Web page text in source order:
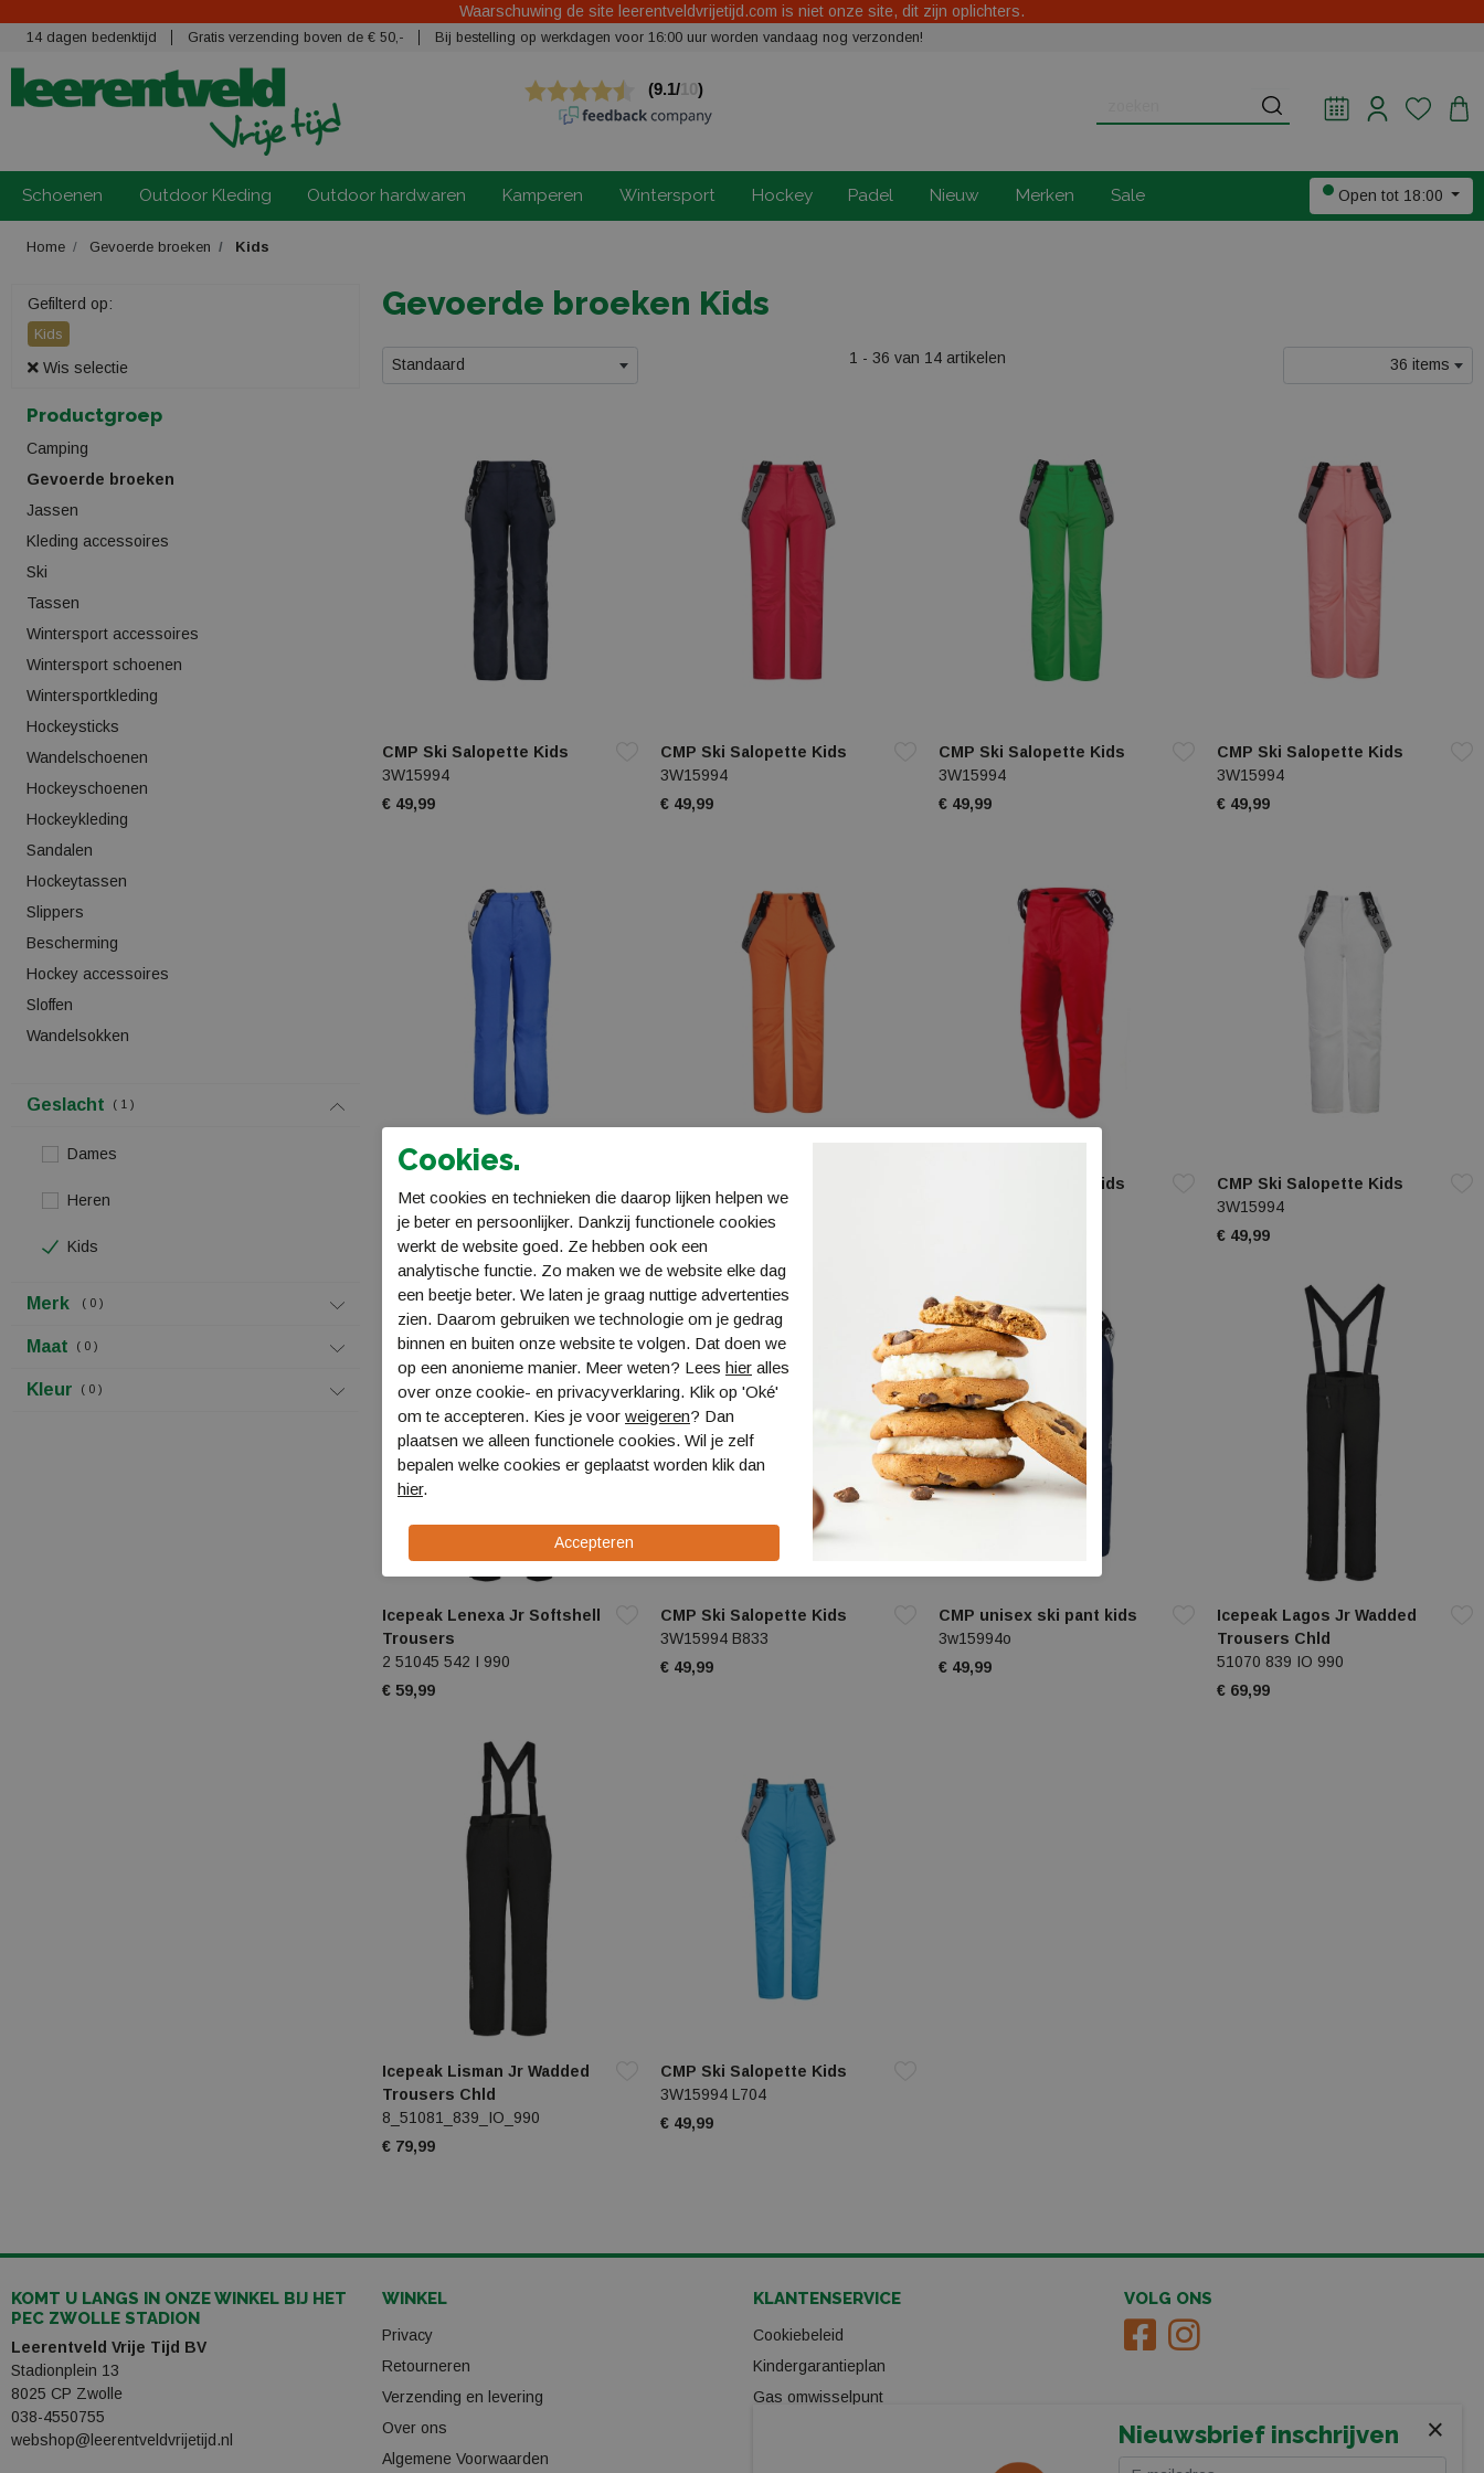
Waarschuwing de site leerentveldvrijetijd.com is niet onze site, dit zijn oplichters.
14 dagen bedenktijd Gratis verzending boven de € 50,- Bij bestelling op werkdagen voor 16:00 uur worden vandaag nog verzonden!
Schoenen Outdoor Kleding Outdoor hardwaren Kamperen Wintersport Hockey Padel Nieuw Merken Sale Open tot 18:00
Home Gevoerde broeken Kids
Gefilterd op:
Kids
Wis selectie
Productgroep
Camping
Gevoerde broeken
Jassen
Kleding accessoires
Ski
Tassen
Wintersport accessoires
Wintersport schoenen
Wintersportkleding
Hockeysticks
Wandelschoenen
Hockeyschoenen
Hockeykleding
Sandalen
Hockeytassen
Slippers
Bescherming
Hockey accessoires
Sloffen
Wandelsokken
Geslacht 1
Dames
Heren
Kids
Merk 0
Maat 0
Kleur 0
Gevoerde broeken Kids
Standaard 1 - 36 van 14 artikelen 36 items
CMP Ski Salopette Kids
3W15994
€ 49,99
CMP Ski Salopette Kids
3W15994
€ 49,99
CMP Ski Salopette Kids
3W15994
€ 49,99
CMP Ski Salopette Kids
3W15994
€ 49,99
3W15994
€ 49,99
3W15994
CMP Ski Salopette Kids
CMP Ski Salopette Kids
3W15994
€ 49,99
Icepeak Lenexa Jr Softshell
Trousers
2 51045 542 I 990
€ 59,99
CMP Ski Salopette Kids
3W15994 B833
€ 49,99
CMP unisex ski pant kids
3w15994o
€ 49,99
Icepeak Lagos Jr Wadded
Trousers Chld
51070 839 IO 990
€ 69,99
Icepeak Lisman Jr Wadded
Trousers Chld
8_51081_839_IO_990
€ 79,99
CMP Ski Salopette Kids
3W15994 L704
€ 49,99
KOMT U LANGS IN ONZE WINKEL BIJ HET
PEC ZWOLLE STADION
Leerentveld Vrije Tijd BV
Stadionplein 13
8025 CP Zwolle
038-4550755
webshop@leerentveldvrijetijd.nl
WINKEL
Privacy
Retourneren
Verzending en levering
Over ons
Algemene Voorwaarden
KLANTENSERVICE
Cookiebeleid
Kindergarantieplan
Gas omwisselpunt
VOLG ONS
×
Nieuwsbrief inschrijven
Cookies.
Met cookies en technieken die daarop lijken helpen we
je beter en persoonlijker. Dankzij functionele cookies
werkt de website goed. Ze hebben ook een
analytische functie. Zo maken we de website elke dag
een beetje beter. We laten je graag nuttige advertenties
zien. Daarom gebruiken we technologie om je gedrag
binnen en buiten onze website te volgen. Dat doen we
op een anonieme manier. Meer weten? Lees hier alles
over onze cookie- en privacyverklaring. Klik op 'Oké'
om te accepteren. Kies je voor weigeren? Dan
plaatsen we alleen functionele cookies. Wil je zelf
bepalen welke cookies er geplaatst worden klik dan
hier.